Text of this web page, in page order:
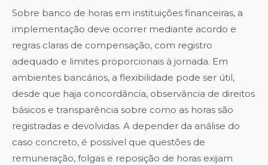
Sobre banco de horas em instituições financeiras, a
implementação deve ocorrer mediante acordo e
regras claras de compensação, com registro
adequado e limites proporcionais à jornada. Em
ambientes bancários, a flexibilidade pode ser útil,
desde que haja concordância, observância de direitos
básicos e transparência sobre como as horas são
registradas e devolvidas. A depender da análise do
caso concreto, é possível que questões de
remuneração, folgas e reposição de horas exijam